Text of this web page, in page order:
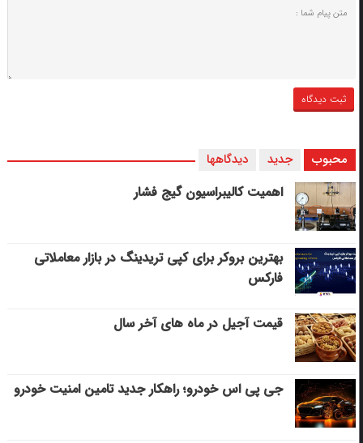
محبوب جدید دیدگاهها
اهمیت کالیبراسیون گیج فشار
بهترین بروکر برای کپی‌ تریدینگ در بازار معاملاتی
فارکس
قیمت آجیل در ماه های آخر سال
جی پی اس خودرو؛ راهکار جدید تامین امنیت خودرو